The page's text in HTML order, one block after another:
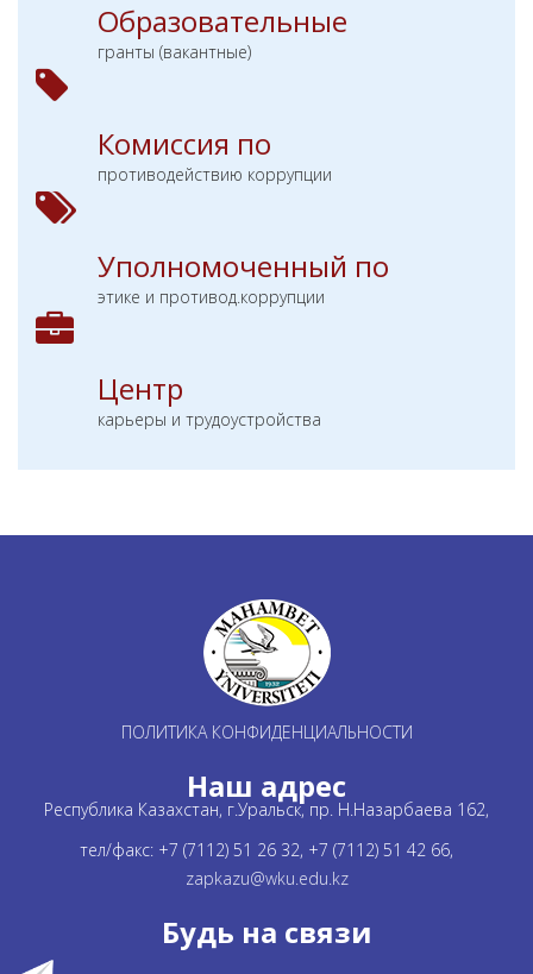
Образовательные
гранты (вакантные)
Комиссия по
противодействию коррупции
Уполномоченный по
этике и противод.коррупции
Центр
карьеры и трудоустройства
ПОЛИТИКА КОНФИДЕНЦИАЛЬНОСТИ
Наш адрес
Республика Казахстан, г.Уральск, пр. Н.Назарбаева 162,
тел/факс: +7 (7112) 51 26 32, +7 (7112) 51 42 66,
zapkazu@wku.edu.kz
Будь на связи